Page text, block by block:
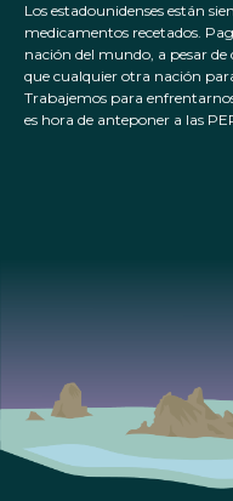
Los estadounidenses están
medicamentos recetados.
nación del mundo, a pesar
que cualquier otra nación
Trabajemos para
es hora de anteponer a las